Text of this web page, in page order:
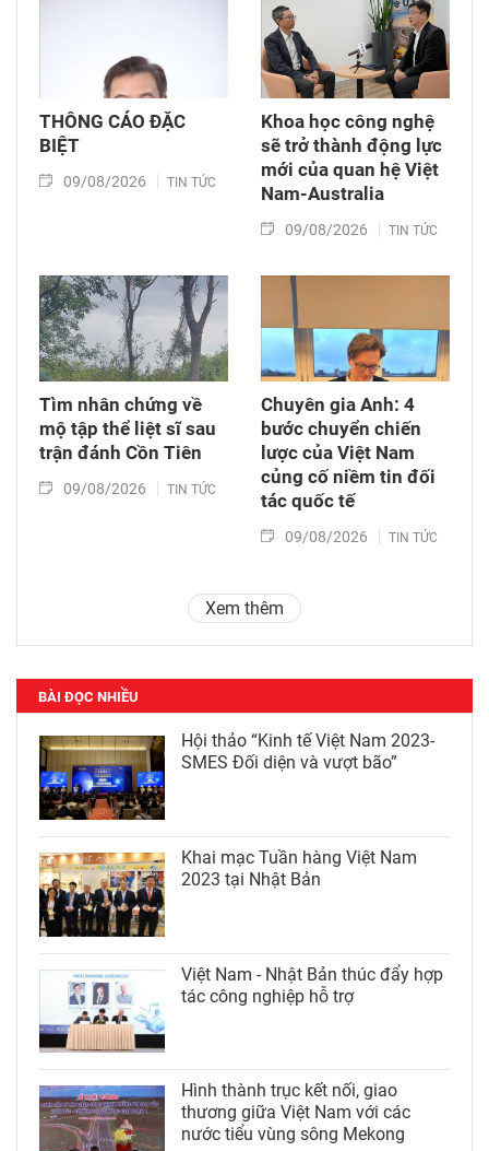
THÔNG CÁO ĐẶC
BIỆT
09/08/2026 TIN TỨC
Khoa học công nghệ
sẽ trở thành động lực
mới của quan hệ Việt
Nam-Australia
09/08/2026 TIN TỨC
Tìm nhân chứng về
mộ tập thể liệt sĩ sau
trận đánh Cồn Tiên
09/08/2026 TIN TỨC
Chuyên gia Anh: 4
bước chuyển chiến
lược của Việt Nam
củng cố niềm tin đối
tác quốc tế
09/08/2026 TIN TỨC
Xem thêm
BÀI ĐỌC NHIỀU
Hội thảo “Kinh tế Việt Nam 2023-
SMES Đối diện và vượt bão”
Khai mạc Tuần hàng Việt Nam
2023 tại Nhật Bản
Việt Nam - Nhật Bản thúc đẩy hợp
tác công nghiệp hỗ trợ
Hình thành trục kết nối, giao
thương giữa Việt Nam với các
nước tiểu vùng sông Mekong